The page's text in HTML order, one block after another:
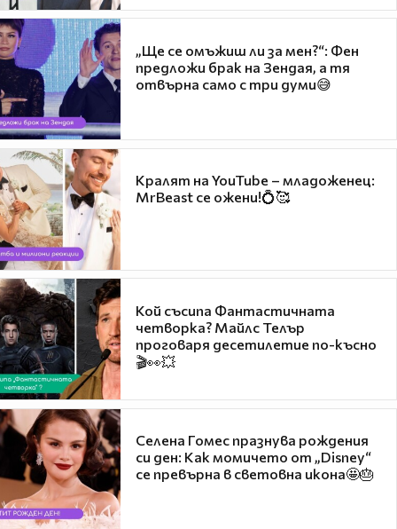
„Ще се омъжиш ли за мен?“: Фен
предложи брак на Зендая, а тя
отвърна само с три думи😅
Кралят на YouTube – младоженец:
MrBeast се ожени!💍🥰
Кой съсипа Фантастичната
четворка? Майлс Телър
проговаря десетилетие по-късно
🎬👀💥
Селена Гомес празнува рождения
си ден: Как момичето от „Disney“
се превърна в световна икона🤩🎂